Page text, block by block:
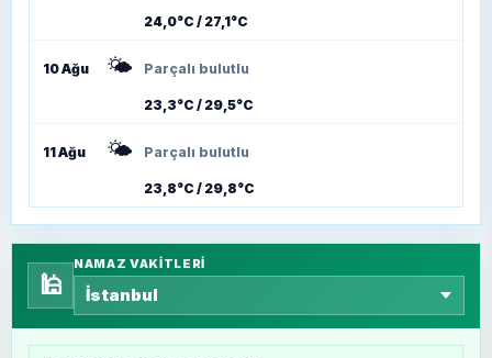
24,0°C / 27,1°C
10 Ağu 🌤️ Parçalı bulutlu
23,3°C / 29,5°C
11 Ağu 🌤️ Parçalı bulutlu
23,8°C / 29,8°C
🕌
NAMAZ VAKITLERI